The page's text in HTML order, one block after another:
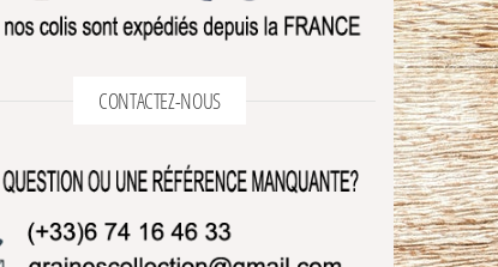
CONTACTEZ-NOUS